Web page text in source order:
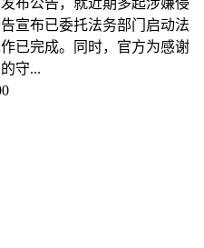
宣布已委托法务部门启动法
已完成。同时，官方为感谢
守...